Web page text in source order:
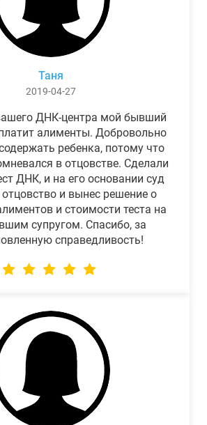
Таня
2019-04-27
ДНК-центра мой бывший
алименты. Добровольно
ребенка, потому что
в отцовстве. Сделали
ДНК, и на его основании суд
и вынес решение о
и стоимости теста на
супругом. Спасибо, за
справедливость!